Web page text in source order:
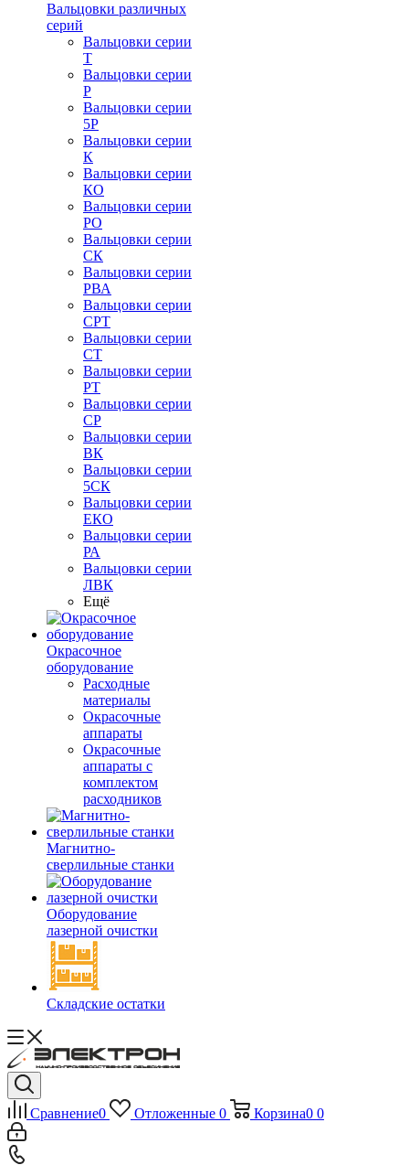
Вальцовки различных
серий
Вальцовки серии
Т
Вальцовки серии
Р
Вальцовки серии
5Р
Вальцовки серии
К
Вальцовки серии
КО
Вальцовки серии
РО
Вальцовки серии
СК
Вальцовки серии
РВА
Вальцовки серии
СРТ
Вальцовки серии
СТ
Вальцовки серии
РТ
Вальцовки серии
СР
Вальцовки серии
ВК
Вальцовки серии
5СК
Вальцовки серии
ЕКО
Вальцовки серии
РА
Вальцовки серии
ЛВК
Ещё
Окрасочное
оборудование
Расходные
материалы
Окрасочные
аппараты
Окрасочные
аппараты с
комплектом
расходников
Магнитно-
сверлильные станки
Оборудование
лазерной очистки
Складские остатки
Сравнение0 Отложенные 0 Корзина0 0